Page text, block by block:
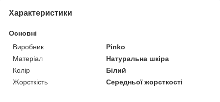
Характеристики
Основні
Виробник
Pinko
Матеріал
Натуральна шкіра
Колір
Білий
Жорсткість
Середньої жорсткості